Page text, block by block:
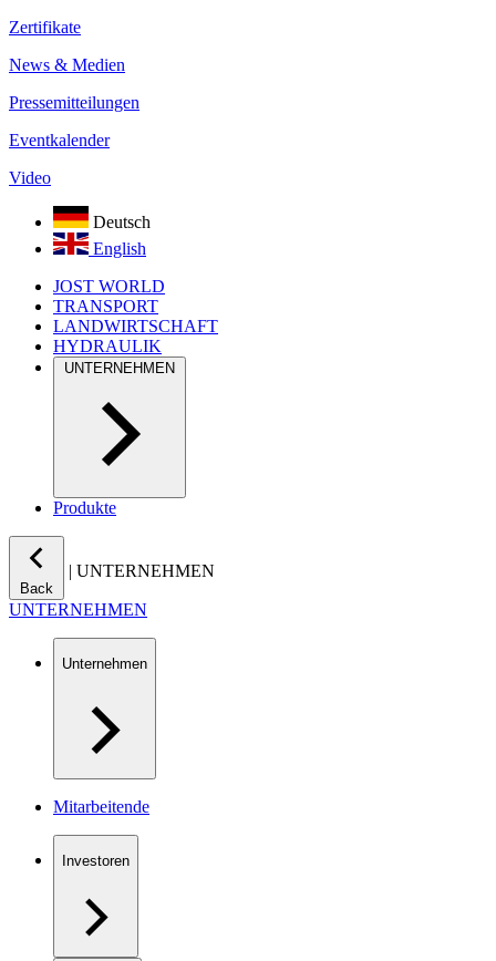
Zertifikate
News & Medien
Pressemitteilungen
Eventkalender
Video
Deutsch
English
JOST WORLD
TRANSPORT
LANDWIRTSCHAFT
HYDRAULIK
UNTERNEHMEN
Produkte
Back
| UNTERNEHMEN
UNTERNEHMEN
Unternehmen
Mitarbeitende
Investoren